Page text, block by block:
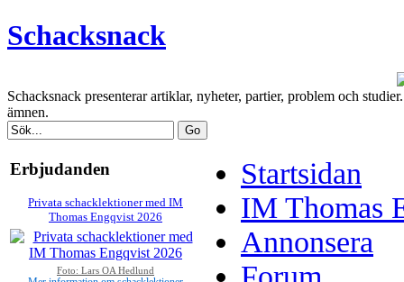
Schacksnack
Schacksnack presenterar artiklar, nyheter, partier, problem och
ämnen.
Erbjudanden
Privata schacklektioner med IM
Thomas Engqvist 2026
Foto: Lars OA Hedlund
Startsidan
IM Thomas
Annonsera